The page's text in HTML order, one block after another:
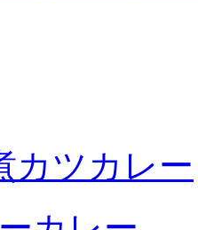
カツカレー